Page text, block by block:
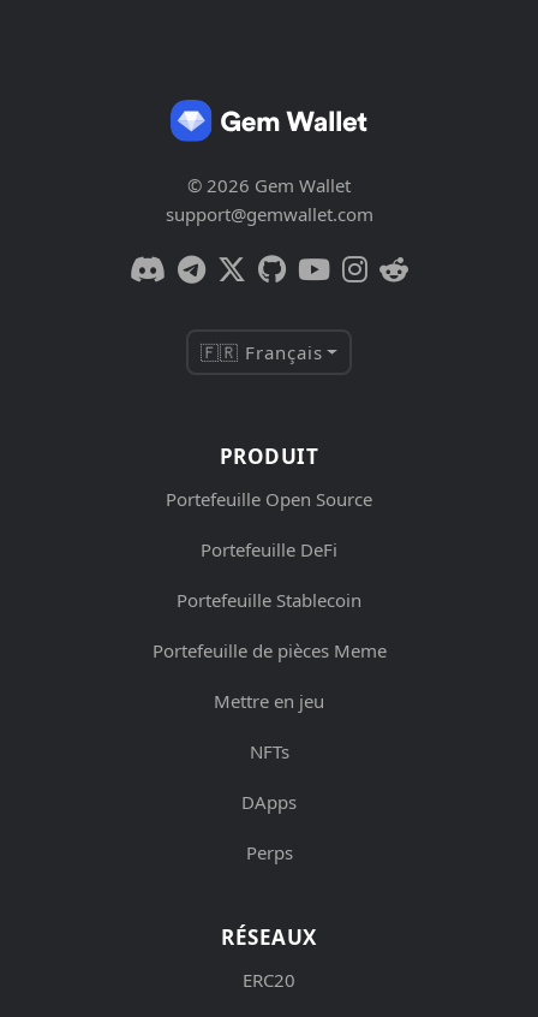
© 2026 Gem Wallet
support@gemwallet.com
🇫🇷 Français
PRODUIT
Portefeuille Open Source
Portefeuille DeFi
Portefeuille Stablecoin
Portefeuille de pièces Meme
Mettre en jeu
NFTs
DApps
Perps
RÉSEAUX
ERC20